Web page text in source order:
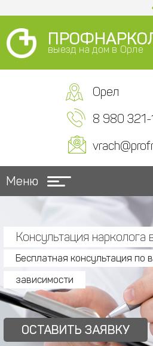
выезд на дом в Орле
Орел
8 980 321-
Меню
Консультация нарколога
Бесплатная консультация по
зависимости
ОСТАВИТЬ ЗАЯВКУ